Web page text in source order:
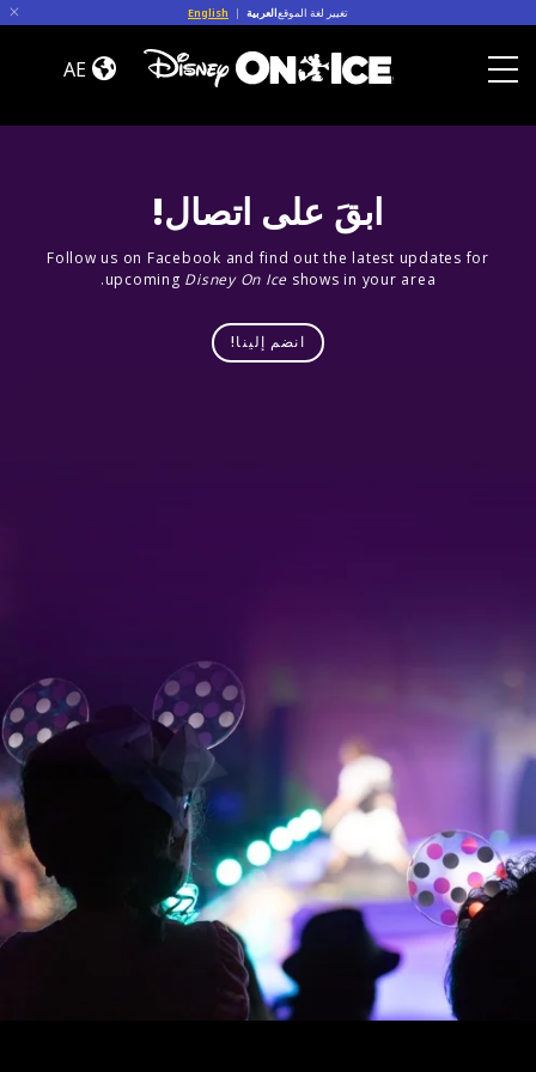
تغيير لغة الموقعالعربية |
English
Road
Trip
Adventures
AE
ابقَ على اتصال!
Follow us on Facebook and find out the latest updates for
upcoming Disney On Ice shows in your area.
انضم إلينا!